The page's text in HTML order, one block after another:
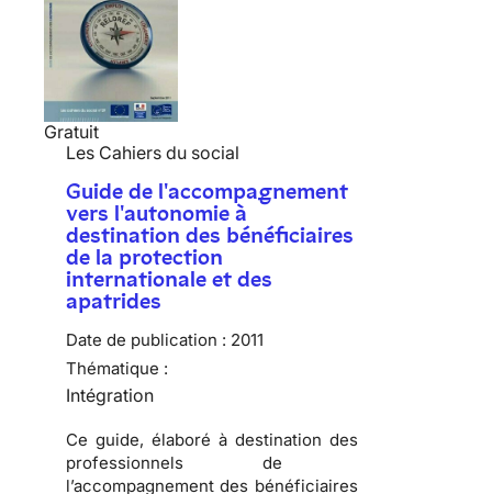
Gratuit
Les Cahiers du social
Guide de l'accompagnement
vers l'autonomie à
destination des bénéficiaires
de la protection
internationale et des
apatrides
Date de publication : 2011
Thématique :
Intégration
Ce guide, élaboré à destination des
professionnels de
l’accompagnement des bénéficiaires